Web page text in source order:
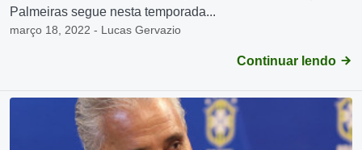
Palmeiras segue nesta temporada...
março 18, 2022 - Lucas Gervazio
Continuar lendo